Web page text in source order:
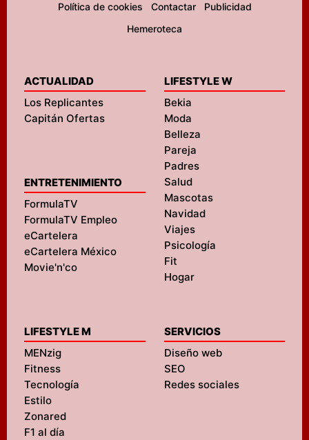
Política de cookies
Contactar
Publicidad
Hemeroteca
ACTUALIDAD
Los Replicantes
Capitán Ofertas
ENTRETENIMIENTO
FormulaTV
FormulaTV Empleo
eCartelera
eCartelera México
Movie'n'co
LIFESTYLE W
Bekia
Moda
Belleza
Pareja
Padres
Salud
Mascotas
Navidad
Viajes
Psicología
Fit
Hogar
LIFESTYLE M
MENzig
Fitness
Tecnología
Estilo
Zonared
F1 al día
SERVICIOS
Diseño web
SEO
Redes sociales